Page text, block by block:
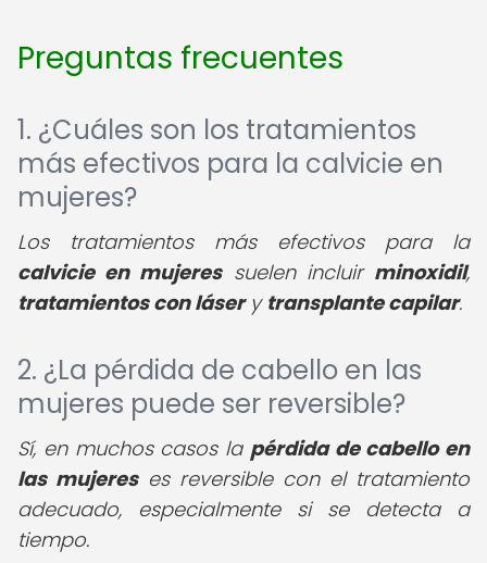
Preguntas frecuentes
1. ¿Cuáles son los tratamientos
más efectivos para la calvicie en
mujeres?
Los tratamientos más efectivos para la
calvicie en mujeressuelen incluir minoxidil,
tratamientos con lásery transplante capilar.
2. ¿La pérdida de cabello en las
mujeres puede ser reversible?
Sí, en muchos casos la pérdida de cabello en
las mujereses reversible con el tratamiento
adecuado, especialmente si se detecta a
tiempo.